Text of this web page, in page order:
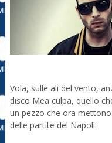
Vola, sulle ali del vento,
disco Mea culpa, quello
un pezzo che ora
delle partite del Napoli.